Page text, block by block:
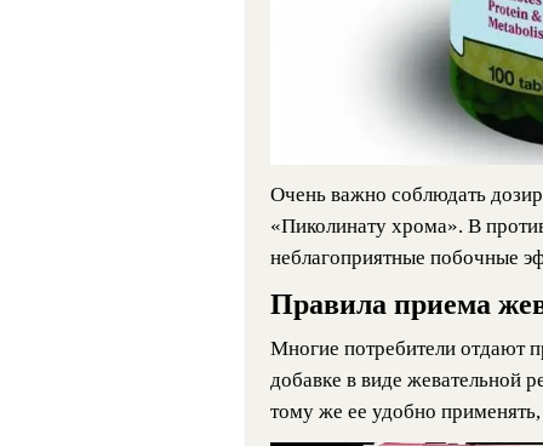
Очень важно соблюдать
«Пиколинату хрома». В
неблагоприятные побочные
Правила приема
Многие потребители отдают
добавке в виде жевательной
тому же ее удобно